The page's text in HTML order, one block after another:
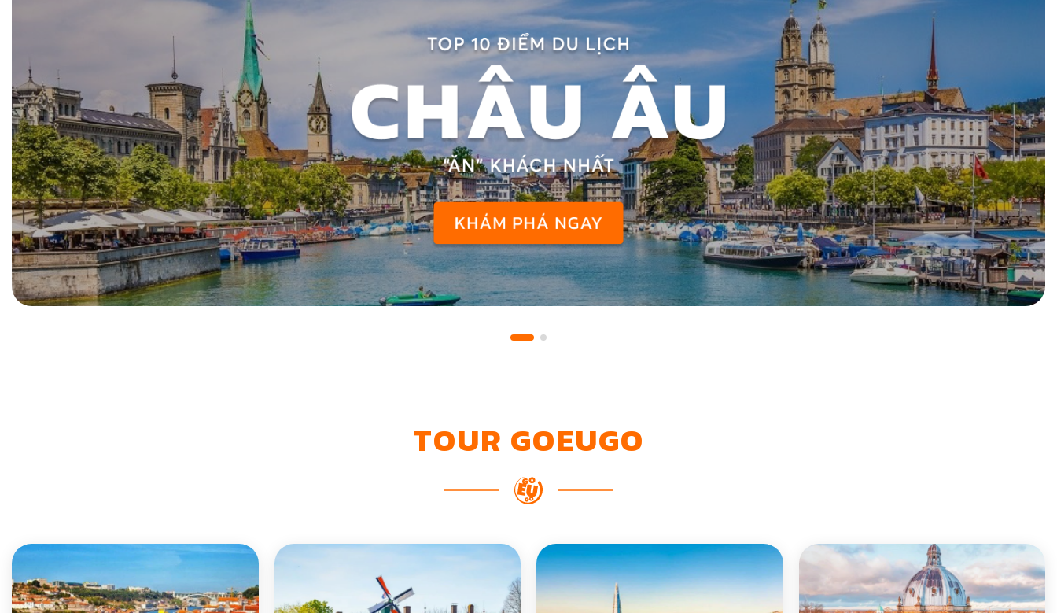
TOUR GOEUGO